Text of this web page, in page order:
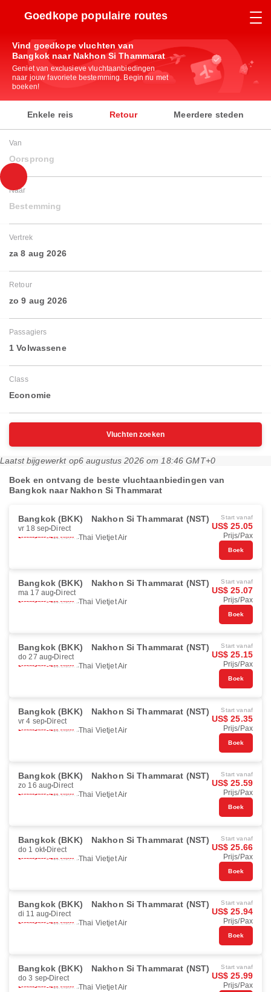
Goedkope populaire routes
Vind goedkope vluchten van
Bangkok naar Nakhon Si Thammarat
Geniet van exclusieve vluchtaanbiedingen
naar jouw favoriete bestemming. Begin nu met
boeken!
Enkele reis Retour Meerdere steden
Van
Oorsprong
Naar
Bestemming
Vertrek
za 8 aug 2026
Retour
zo 9 aug 2026
Passagiers
1 Volwassene
Class
Economie
Vluchten zoeken
Laatst bijgewerkt op6 augustus 2026 om 18:46 GMT+0
Boek en ontvang de beste vluchtaanbiedingen van
Bangkok naar Nakhon Si Thammarat
Bangkok (BKK) Nakhon Si Thammarat (NST)
vr 18 sep Direct
Thai Vietjet Air
Start vanaf
US$ 25.05
Prijs/Pax
Boek
Bangkok (BKK) Nakhon Si Thammarat (NST)
ma 17 aug Direct
Thai Vietjet Air
Start vanaf
US$ 25.07
Prijs/Pax
Boek
Bangkok (BKK) Nakhon Si Thammarat (NST)
do 27 aug Direct
Thai Vietjet Air
Start vanaf
US$ 25.15
Prijs/Pax
Boek
Bangkok (BKK) Nakhon Si Thammarat (NST)
vr 4 sep Direct
Thai Vietjet Air
Start vanaf
US$ 25.35
Prijs/Pax
Boek
Bangkok (BKK) Nakhon Si Thammarat (NST)
zo 16 aug Direct
Thai Vietjet Air
Start vanaf
US$ 25.59
Prijs/Pax
Boek
Bangkok (BKK) Nakhon Si Thammarat (NST)
do 1 okt Direct
Thai Vietjet Air
Start vanaf
US$ 25.66
Prijs/Pax
Boek
Bangkok (BKK) Nakhon Si Thammarat (NST)
di 11 aug Direct
Thai Vietjet Air
Start vanaf
US$ 25.94
Prijs/Pax
Boek
Bangkok (BKK) Nakhon Si Thammarat (NST)
do 3 sep Direct
Thai Vietjet Air
Start vanaf
US$ 25.99
Prijs/Pax